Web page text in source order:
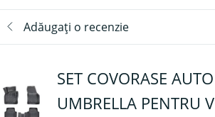
Adăugați o recenzie
SET COVORASE
UMBRELLA PENTRU